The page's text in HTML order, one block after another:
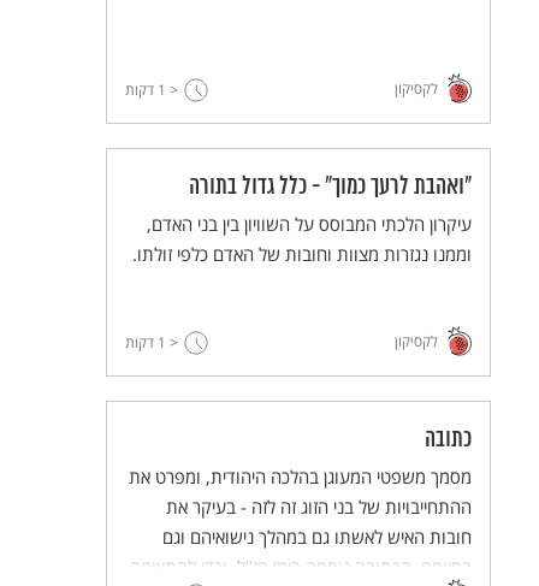
לקסיקון < 1 דקות
"ואהבת לרעך כמוך" - כלל גדול בתורה
עיקרון הלכתי המבוסס על השוויון בין בני האדם,
וממנו נגזרות מצוות וחובות של האדם כלפי זולתו.
לקסיקון < 1 דקות
כתובה
מסמך משפטי המעוגן בהלכה היהודית, ומפרט את
ההתחייבויות של בני הזוג זה לזה - בעיקר את
חובות האיש לאשתו גם במהלך נישואיהם וגם
בסיומם. הכתובה נוסחה בימי חז"ל, וכדי להתאימה